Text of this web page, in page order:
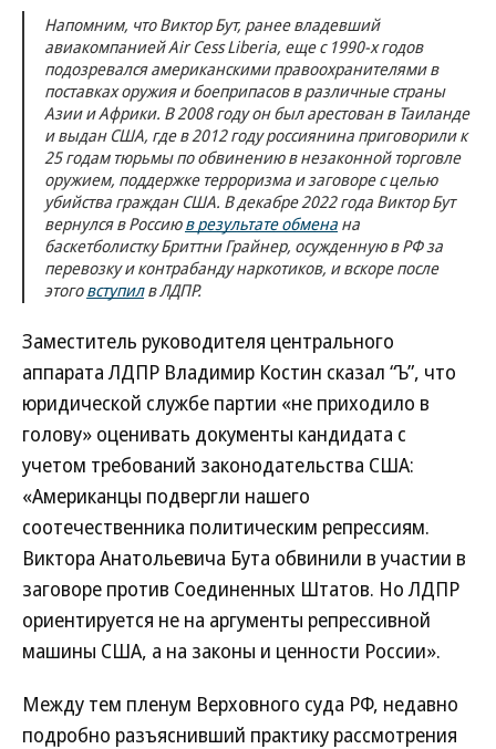
Напомним, что Виктор Бут, ранее владевший
авиакомпанией Air Cess Liberia, еще с 1990-х годов
подозревался американскими правоохранителями в
поставках оружия и боеприпасов в различные страны
Азии и Африки. В 2008 году он был арестован в Таиланде
и выдан США, где в 2012 году россиянина приговорили к
25 годам тюрьмы по обвинению в незаконной торговле
оружием, поддержке терроризма и заговоре с целью
убийства граждан США. В декабре 2022 года Виктор Бут
вернулся в Россиюв результате обмена на
баскетболистку Бриттни Грайнер, осужденную в РФ за
перевозку и контрабанду наркотиков, и вскоре после
этоговступилв ЛДПР.
Заместитель руководителя центрального
аппарата ЛДПР Владимир Костин сказал “Ъ”, что
юридической службе партии «не приходило в
голову» оценивать документы кандидата с
учетом требований законодательства США:
«Американцы подвергли нашего
соотечественника политическим репрессиям.
Виктора Анатольевича Бута обвинили в участии в
заговоре против Соединенных Штатов. Но ЛДПР
ориентируется не на аргументы репрессивной
машины США, а на законы и ценности России».
Между тем пленум Верховного суда РФ, недавно
подробно разъяснивший практику рассмотрения